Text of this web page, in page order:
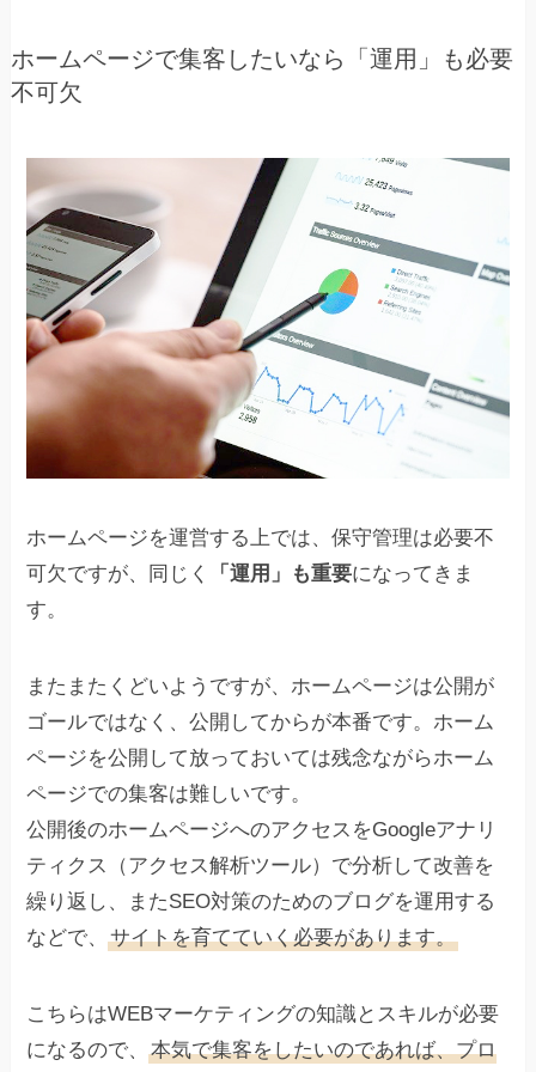
ホームページで集客したいなら「運用」も必要
不可欠
ホームページを運営する上では、保守管理は必要不
可欠ですが、同じく
「運用」も重要になってきま
す。
またまたくどいようですが、ホームページは公開が
ゴールではなく、公開してからが本番です。ホーム
ページを公開して放っておいては残念ながらホーム
ページでの集客は難しいです。
公開後のホームページへのアクセスをGoogleアナリ
ティクス（アクセス解析ツール）で分析して改善を
繰り返し、またSEO対策のためのブログを運用する
などで、サイトを育てていく必要があります。
こちらはWEBマーケティングの知識とスキルが必要
になるので、本気で集客をしたいのであれば、プロ